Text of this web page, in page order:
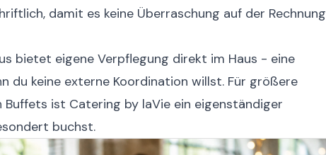
damit es keine Überraschung auf der Rechnung
bietet eigene Verpflegung direkt im Haus - eine
du keine externe Koordination willst. Für größere
Buffets ist Catering by laVie ein eigenständiger
buchst.